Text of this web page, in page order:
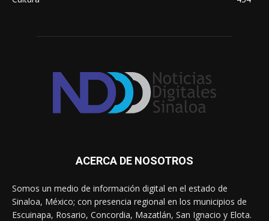
ACERCA DE NOSOTROS
Somos un medio de información digital en el estado de
Sinaloa, México; con presencia regional en los municipios de
Escuinapa, Rosario, Concordia, Mazatlán, San Ignacio y Elota.